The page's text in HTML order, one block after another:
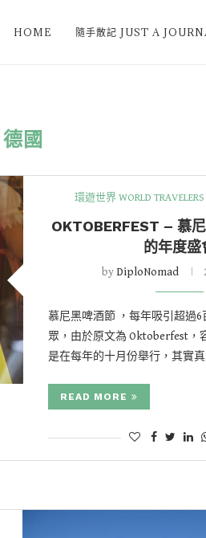
HOME 隨手散記 JUST A
德國
環遊世界 WORLD TRAVELERS
OKTOBERFEST – 慕
的年度盛
byDiploNomad
慕尼黑啤酒節 ，每年吸引超過
眾，由於原文為 Oktoberfest，
是在每年的十月份舉行，其實
READ MORE